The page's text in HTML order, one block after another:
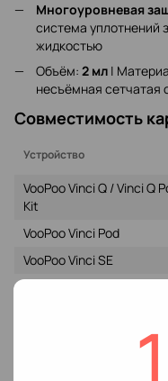
Многоуровневая
система уплотнений
жидкостью
Объём: 2 мл |
несъёмная сетчатая
Совместимость
Устройство
VooPoo Vinci Q / Vinci Q
Kit
VooPoo Vinci Pod
VooPoo Vinci SE